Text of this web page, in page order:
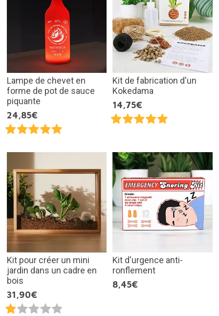
Lampe de chevet en
forme de pot de sauce
piquante
24,85€
Kit de fabrication d'un
Kokedama
14,75€
Kit pour créer un mini
jardin dans un cadre en
bois
31,90€
Kit d'urgence anti-
ronflement
8,45€